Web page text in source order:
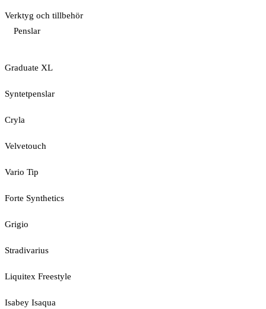
Verktyg och tillbehör
Penslar
Graduate XL
Syntetpenslar
Cryla
Velvetouch
Vario Tip
Forte Synthetics
Grigio
Stradivarius
Liquitex Freestyle
Isabey Isaqua